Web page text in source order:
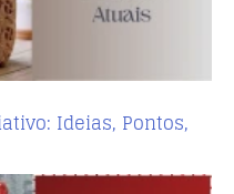
Ideias, Pontos,